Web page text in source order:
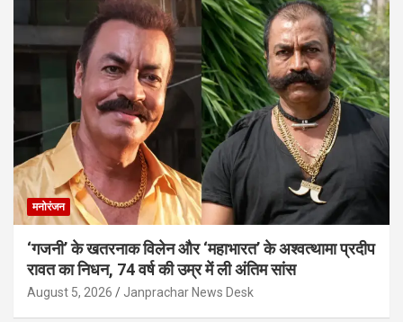
मनोरंजन
‘गजनी’ के खतरनाक विलेन और ‘महाभारत’ के अश्वत्थामा प्रदीप
रावत का निधन, 74 वर्ष की उम्र में ली अंतिम सांस
August 5, 2026 Janprachar News Desk